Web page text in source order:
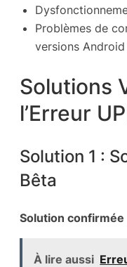
Problèmes de
versions Android
Solutions
l’Erreur
Solution 1 :
Bêta
Solution confirmée
À lire aussi